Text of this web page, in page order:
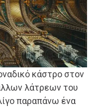
κάστρο στον
λάτρεων του
παραπάνω ένα